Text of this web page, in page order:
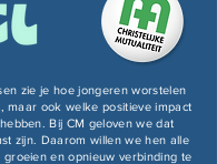
zie je hoe jongeren worstelen
maar ook welke positieve impact
Bij CM geloven we dat
zijn. Daarom willen we hen alle
en opnieuw verbinding te